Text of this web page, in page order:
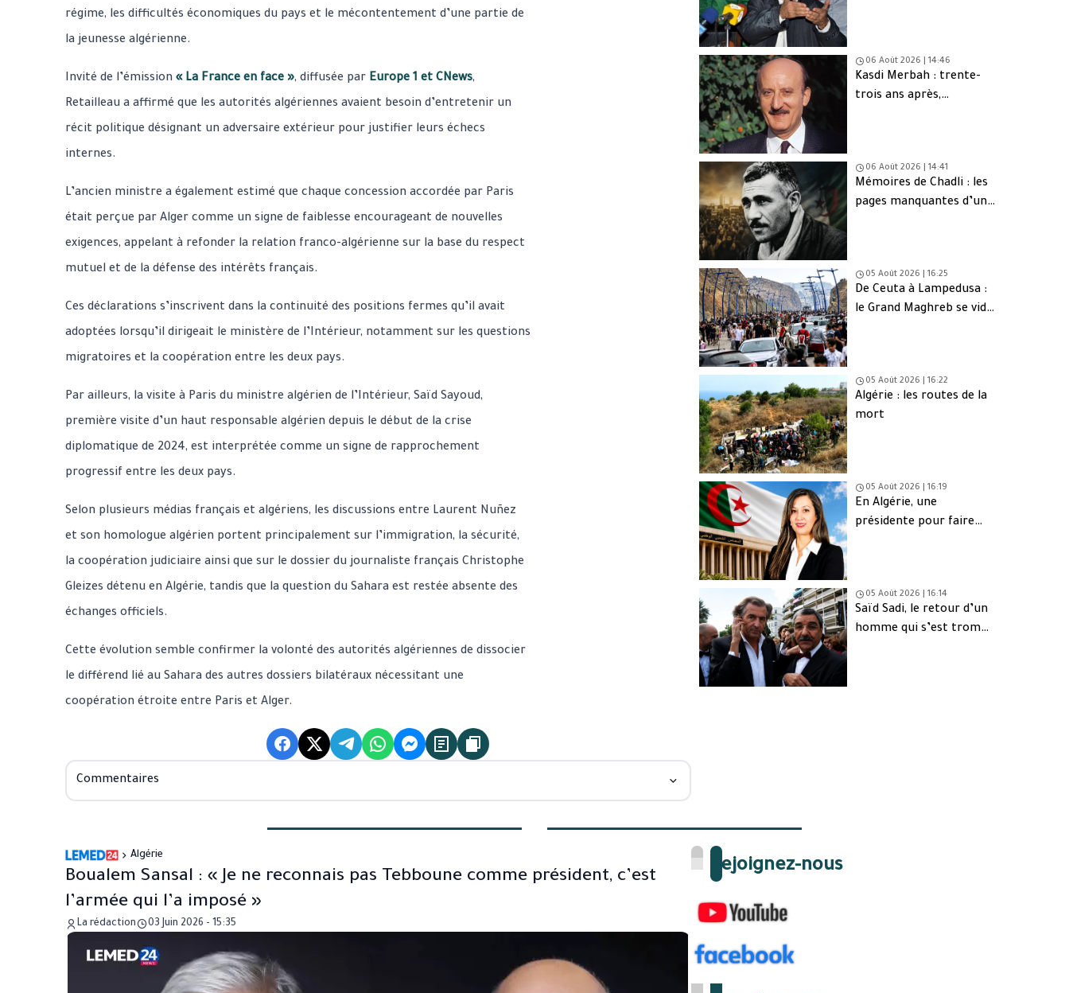
régime, les difficultés économiques du pays et le mécontentement d’une partie de
la jeunesse algérienne.
Invité de l’émission « La France en face », diffusée par Europe 1 et CNews,
Retailleau a affirmé que les autorités algériennes avaient besoin d’entretenir un
récit politique désignant un adversaire extérieur pour justifier leurs échecs
internes.
L’ancien ministre a également estimé que chaque concession accordée par Paris
était perçue par Alger comme un signe de faiblesse encourageant de nouvelles
exigences, appelant à refonder la relation franco-algérienne sur la base du respect
mutuel et de la défense des intérêts français.
Ces déclarations s’inscrivent dans la continuité des positions fermes qu’il avait
adoptées lorsqu’il dirigeait le ministère de l’Intérieur, notamment sur les questions
migratoires et la coopération entre les deux pays.
Par ailleurs, la visite à Paris du ministre algérien de l’Intérieur, Saïd Sayoud,
première visite d’un haut responsable algérien depuis le début de la crise
diplomatique de 2024, est interprétée comme un signe de rapprochement
progressif entre les deux pays.
Selon plusieurs médias français et algériens, les discussions entre Laurent Nuñez
et son homologue algérien portent principalement sur l’immigration, la sécurité,
la coopération judiciaire ainsi que sur le dossier du journaliste français Christophe
Gleizes détenu en Algérie, tandis que la question du Sahara est restée absente des
échanges officiels.
Cette évolution semble confirmer la volonté des autorités algériennes de dissocier
le différend lié au Sahara des autres dossiers bilatéraux nécessitant une
coopération étroite entre Paris et Alger.
Commentaires
06 Août 2026 | 14:46
Kasdi Merbah : trente-
trois ans après,
06 Août 2026 | 14:41
Mémoires de Chadli : les
pages manquantes d’une
05 Août 2026 | 16:25
De Ceuta à Lampedusa :
le Grand Maghreb se vide
05 Août 2026 | 16:22
Algérie : les routes de la
mort
05 Août 2026 | 16:19
En Algérie, une
présidente pour faire
05 Août 2026 | 16:14
Saïd Sadi, le retour d’un
homme qui s’est trompé
Algérie
Boualem Sansal : « Je ne reconnais pas Tebboune comme président, c’est
l’armée qui l’a imposé »
La rédaction 03 Juin 2026 - 15:35
Rejoignez-nous